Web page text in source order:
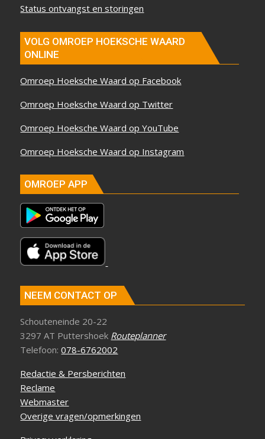
Status ontvangst en storingen
VOLG OMROEP HOEKSCHE WAARD
ONLINE
Omroep Hoeksche Waard op Facebook
Omroep Hoeksche Waard op Twitter
Omroep Hoeksche Waard op YouTube
Omroep Hoeksche Waard op Instagram
OMROEP APP
NEEM CONTACT OP
Schouteneinde 20-22
3297 AT Puttershoek Routeplanner
Telefoon:078-6762002
Redactie & Persberichten
Reclame
Webmaster
Overige vragen/opmerkingen